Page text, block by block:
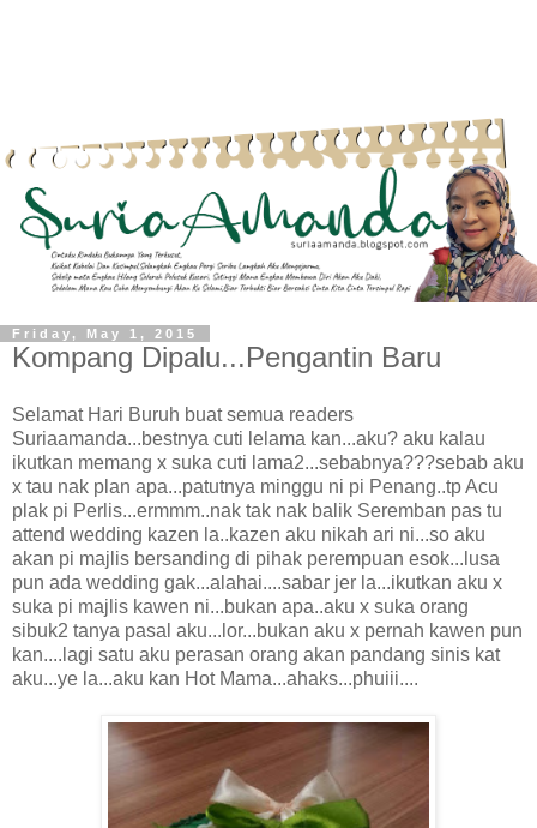
Friday, May 1, 2015
Kompang Dipalu...Pengantin Baru
Selamat Hari Buruh buat semua readers
Suriaamanda...bestnya cuti lelama kan...aku? aku kalau
ikutkan memang x suka cuti lama2...sebabnya???sebab aku
x tau nak plan apa...patutnya minggu ni pi Penang..tp Acu
plak pi Perlis...ermmm..nak tak nak balik Seremban pas tu
attend wedding kazen la..kazen aku nikah ari ni...so aku
akan pi majlis bersanding di pihak perempuan esok...lusa
pun ada wedding gak...alahai....sabar jer la...ikutkan aku x
suka pi majlis kawen ni...bukan apa..aku x suka orang
sibuk2 tanya pasal aku...lor...bukan aku x pernah kawen pun
kan....lagi satu aku perasan orang akan pandang sinis kat
aku...ye la...aku kan Hot Mama...ahaks...phuiii....